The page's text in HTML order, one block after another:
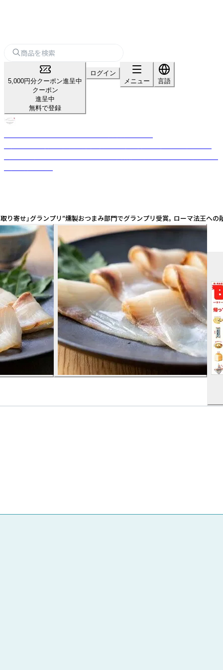
5,000円分クーポン進呈中
クーポン
進呈中
無料で登録
ログイン
メニュー
言語
グランプリ”燻製おつまみ部門でグランプリ受賞。 ローマ法王への献